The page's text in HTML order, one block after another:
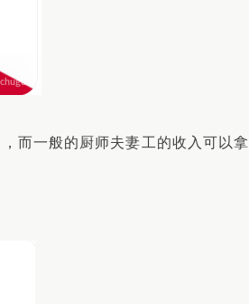
而一般的厨师夫妻工的收入可以